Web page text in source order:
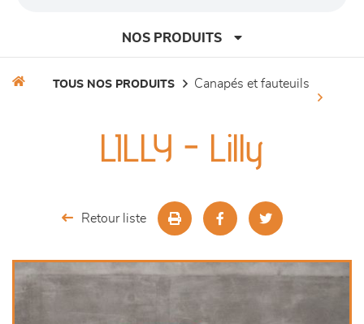
NOS PRODUITS
meubles de complément
TOUS NOS PRODUITS canapés et fauteuils
LILLY - Lilly
Retour liste